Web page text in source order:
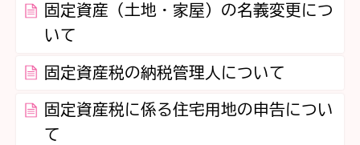
固定資産（土地・家屋）の名義変更につ
いて
固定資産税の納税管理人について
固定資産税に係る住宅用地の申告につい
て